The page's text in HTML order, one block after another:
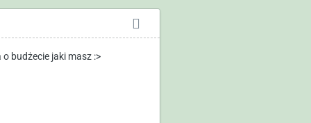
budżecie jaki masz :>